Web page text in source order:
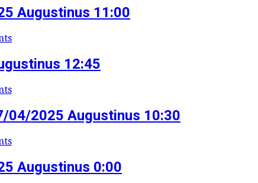
Augustinus 11:00
12:45
04/2025 Augustinus 10:30
Augustinus 0:00